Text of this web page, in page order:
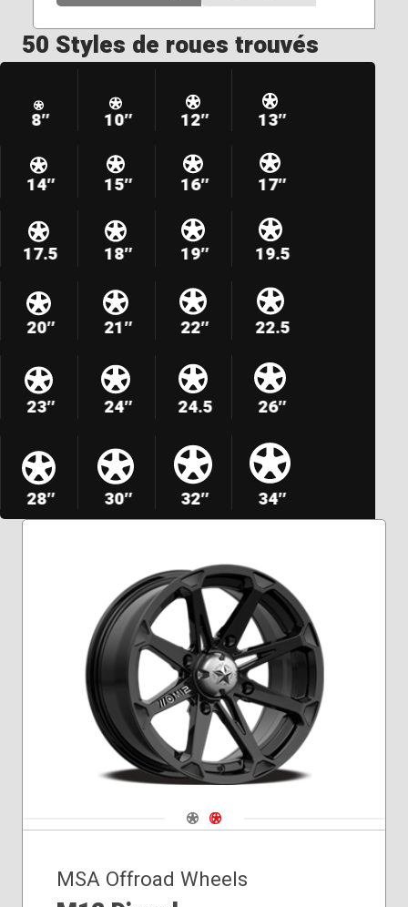
50 Styles de roues trouvés
8″ 10″ 12″ 13″
14″ 15″ 16″ 17″
17.5 18″ 19″ 19.5
20″ 21″ 22″ 22.5
23″ 24″ 24.5 26″
28″ 30″ 32″ 34″
Navigate 1
Navigate 2
MSA Offroad Wheels